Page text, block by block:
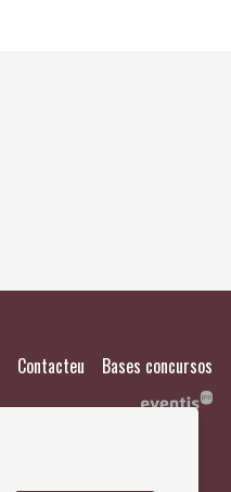
Contacteu Bases concursos